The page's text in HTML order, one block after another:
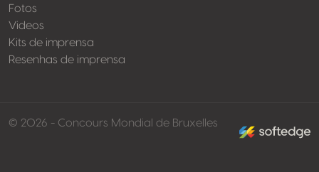
Fotos
Videos
Kits de imprensa
Resenhas de imprensa
© 2026 - Concours Mondial de Bruxelles